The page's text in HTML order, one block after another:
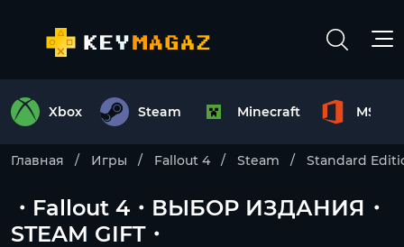
Xbox Steam Minecraft MS
Главная Игры Fallout 4 Steam Standard
・Fallout 4・ВЫБОР ИЗДАНИЯ・
STEAM GIFT・